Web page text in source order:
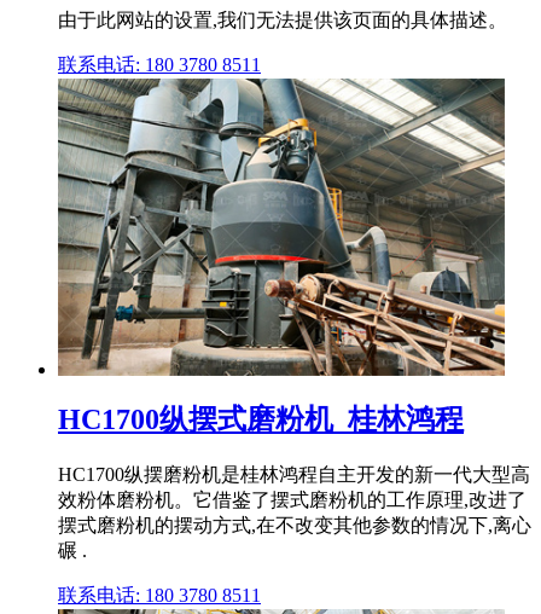
由于此网站的设置,我们无法提供该页面的具体描述。
联系电话: 180 3780 8511
HC1700纵摆式磨粉机_桂林鸿程
HC1700纵摆磨粉机是桂林鸿程自主开发的新一代大型高
效粉体磨粉机。它借鉴了摆式磨粉机的工作原理,改进了
摆式磨粉机的摆动方式,在不改变其他参数的情况下,离心
碾 .
联系电话: 180 3780 8511